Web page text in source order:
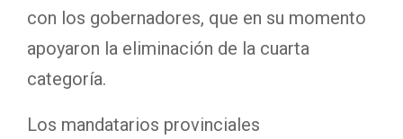
con los gobernadores, que en su momento
apoyaron la eliminación de la cuarta
categoría.
Los mandatarios provinciales